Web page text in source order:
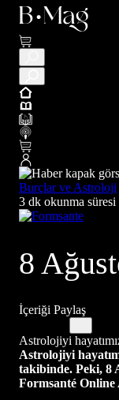
Burçlar ve Astroloji
3 dk okunma süresi
8
İçeriği Paylaş
Astrolojiyi
Astrolojiyi
takibinde. Peki, 8
Formsanté